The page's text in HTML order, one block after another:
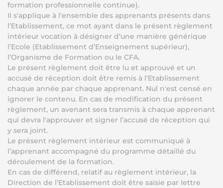
formation professionnelle continue).
Il s'applique à l'ensemble des apprenants présents dans
l’Etablissement, ce mot ayant dans le présent règlement
intérieur vocation à désigner d’une manière générique
l’Ecole (Etablissement d’Enseignement supérieur),
l’Organisme de Formation ou le CFA.
Le présent règlement doit être lu et approuvé et un
accusé de réception doit être remis à l’Etablissement
chaque année par chaque apprenant. Nul n'est censé en
ignorer le contenu. En cas de modification du présent
règlement, un avenant sera transmis à chaque apprenant
qui devra l'approuver et signer l’accusé de réception qui
y sera joint.
Le présent règlement intérieur est communiqué à
l’apprenant accompagné du programme détaillé du
déroulement de la formation.
En cas de différend, relatif au règlement intérieur, la
Direction de l’Etablissement doit être saisie par lettre